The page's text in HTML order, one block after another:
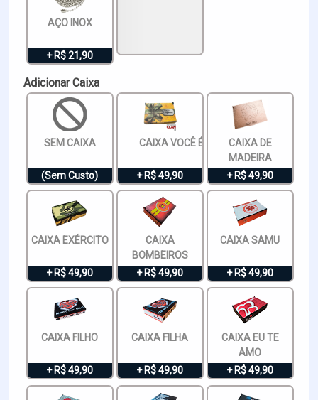
AÇO INOX
+ R$ 21,90
Adicionar Caixa
SEM CAIXA
(Sem Custo)
CAIXA VOCÊ É ESPECIAL
+ R$ 49,90
CAIXA DE
MADEIRA
+ R$ 49,90
CAIXA EXÉRCITO
+ R$ 49,90
CAIXA
BOMBEIROS
+ R$ 49,90
CAIXA SAMU
+ R$ 49,90
CAIXA FILHO
+ R$ 49,90
CAIXA FILHA
+ R$ 49,90
CAIXA EU TE
AMO
+ R$ 49,90